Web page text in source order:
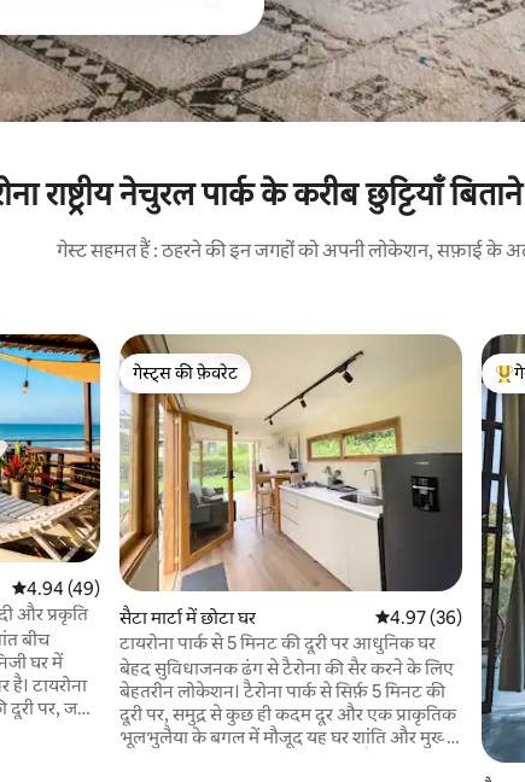
राष्ट्रीय नेचुरल पार्क के करीब छुट्टियाँ
गेस्ट सहमत हैं : ठहरने की इन जगहों को अपनी लोकेशन, सफ़ाई के
औसत रेटिंग 5 में से 4.94, 49 समीक्षाएँ
4.94 (49)
और प्रकृति
बीच
घर में
टायरोना
दूरी पर, जहाँ
गेस्ट्स की फ़ेवरेट
गेस्ट्स की फ़ेवरेट
सैटा मार्टा में छोटा घर औसत रेटिंग 5 में से
4.97 (36)
टायरोना पार्क से 5 मिनट की दूरी पर आधुनिक घर
बेहद सुविधाजनक ढंग से टैरोना की सैर करने के लिए
बेहतरीन लोकेशन। टैरोना पार्क से सिर्फ़ 5 मिनट की
दूरी पर, समुद्र से कुछ ही कदम दूर और एक प्राकृतिक
भूलभुलैया के बगल में मौजूद यह घर शांति और मुख्य